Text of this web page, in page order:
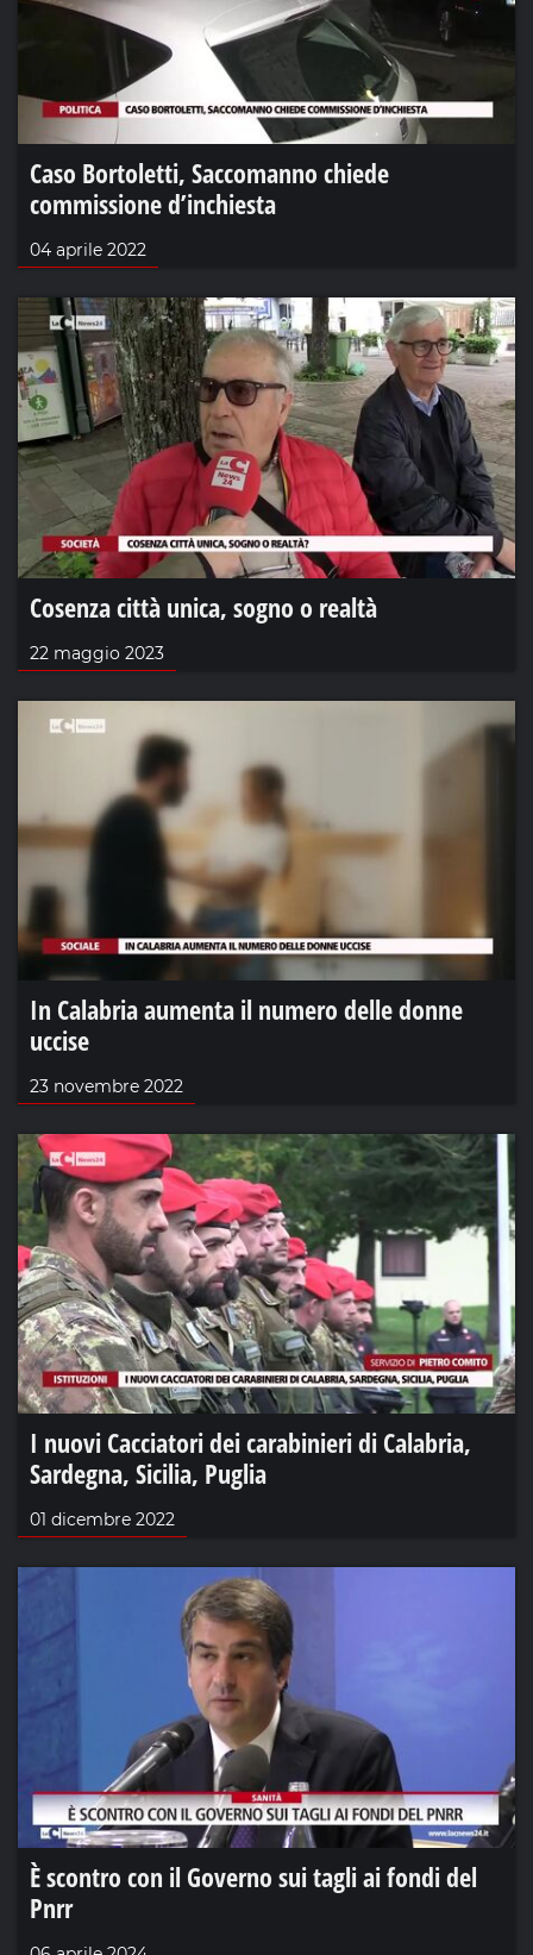
Caso Bortoletti, Saccomanno chiede
commissione d’inchiesta
04 aprile 2022
Cosenza città unica, sogno o realtà
22 maggio 2023
In Calabria aumenta il numero delle donne
uccise
23 novembre 2022
I nuovi Cacciatori dei carabinieri di Calabria,
Sardegna, Sicilia, Puglia
01 dicembre 2022
È scontro con il Governo sui tagli ai fondi del
Pnrr